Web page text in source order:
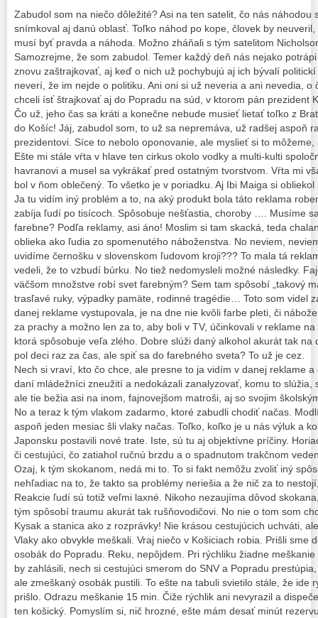
Zabudol som na niečo dôležité? Asi na ten satelit, čo nás náhodou
snímkoval aj danú oblasť. Toľko náhod po kope, človek by
musí byť pravda a náhoda. Možno zháňali s tým satelitom
Samozrejme, že som zabudol. Temer každý deň nás nejako
znovu zaštrajkovať, aj keď o nich už pochybujú aj ich bývalí
neverí, že im nejde o politiku. Ani oni si už neveria a ani nevedia, o
chceli ísť štrajkovať aj do Popradu na súd, v ktorom pán prezident
Čo už, jeho čas sa kráti a konečne nebude musieť lietať toľko z
do Košíc! Jáj, zabudol som, to už sa nepremáva, už radšej aspoň
prezidentovi. Síce to nebolo oponovanie, ale myslieť si to môžeme,
Ešte mi stále vŕta v hlave ten cirkus okolo vodky a multi-kulti
havranovi a musel sa vykrákať pred ostatným tvorstvom. Vŕta mi
bol v ňom oblečený. To všetko je v poriadku. Aj Ibi Maiga si
Ja tu vidím iný problém a to, na aký produkt bola táto reklama
zabíja ľudí po tisícoch. Spôsobuje nešťastia, choroby …. Musíme
farebne? Podľa reklamy, asi áno! Moslim si tam skacká, teda
oblieka ako ľudia zo spomenutého náboženstva. No neviem,
uvidíme černošku v slovenskom ľudovom kroji??? To mala tá
vedeli, že to vzbudí búrku. No tiež nedomysleli možné následky.
väčšom množstve robí svet farebným? Sem tam spôsobí „takový
trasľavé ruky, výpadky pamäte, rodinné tragédie… Toto som videl
danej reklame vystupovala, je na dne nie kvôli farbe pleti, či
za prachy a možno len za to, aby boli v TV, účinkovali v reklame
ktorá spôsobuje veľa zlého. Dobre slúži daný alkohol akurát tak na
pol deci raz za čas, ale spiť sa do farebného sveta? To už je cez.
Nech si vraví, kto čo chce, ale presne to ja vidím v danej reklame
daní mládežníci zneužití a nedokázali zanalyzovať, komu to slúžia,
ale tie bežia asi na inom, fajnovejšom matroši, aj so svojim
No a teraz k tým vlakom zadarmo, ktoré zabudli chodiť načas.
aspoň jeden mesiac šli vlaky načas. Toľko, koľko je u nás výluk a
Japonsku postavili nové trate. Iste, sú tu aj objektívne príčiny.
či cestujúci, čo zatiahol ručnú brzdu a o spadnutom trakčnom
Ozaj, k tým skokanom, nedá mi to. To si fakt nemôžu zvoliť iný
nehľadiac na to, že takto sa problémy neriešia a že nič za to
Reakcie ľudí sú totiž veľmi laxné. Nikoho nezaujíma dôvod
tým spôsobí traumu akurát tak rušňovodičovi. No nie o tom som
Kysak a stanica ako z rozprávky! Nie krásou cestujúcich uchváti,
Vlaky ako obvykle meškali. Vraj niečo v Košiciach robia. Prišli sme
osobák do Popradu. Reku, nepôjdem. Pri rýchliku žiadne
by zahlásili, nech si cestujúci smerom do SNV a Popradu
ale zmeškaný osobák pustili. To ešte na tabuli svietilo stále, že ide
prišlo. Odrazu meškanie 15 min. Čiže rýchlik ani nevyrazil a
ten košický. Pomyslím si, nič hrozné, ešte mám desať minút